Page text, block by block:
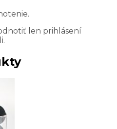
len prihlásení